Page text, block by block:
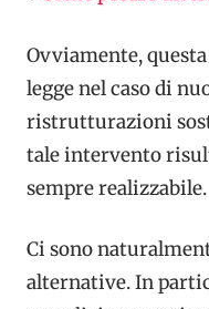
Ovviamente,
legge nel caso di
ristrutturazioni
tale intervento
sempre realizzabile.
Ci sono
alternative. In